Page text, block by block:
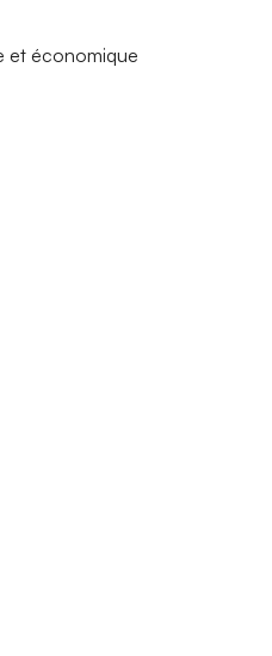
et économique